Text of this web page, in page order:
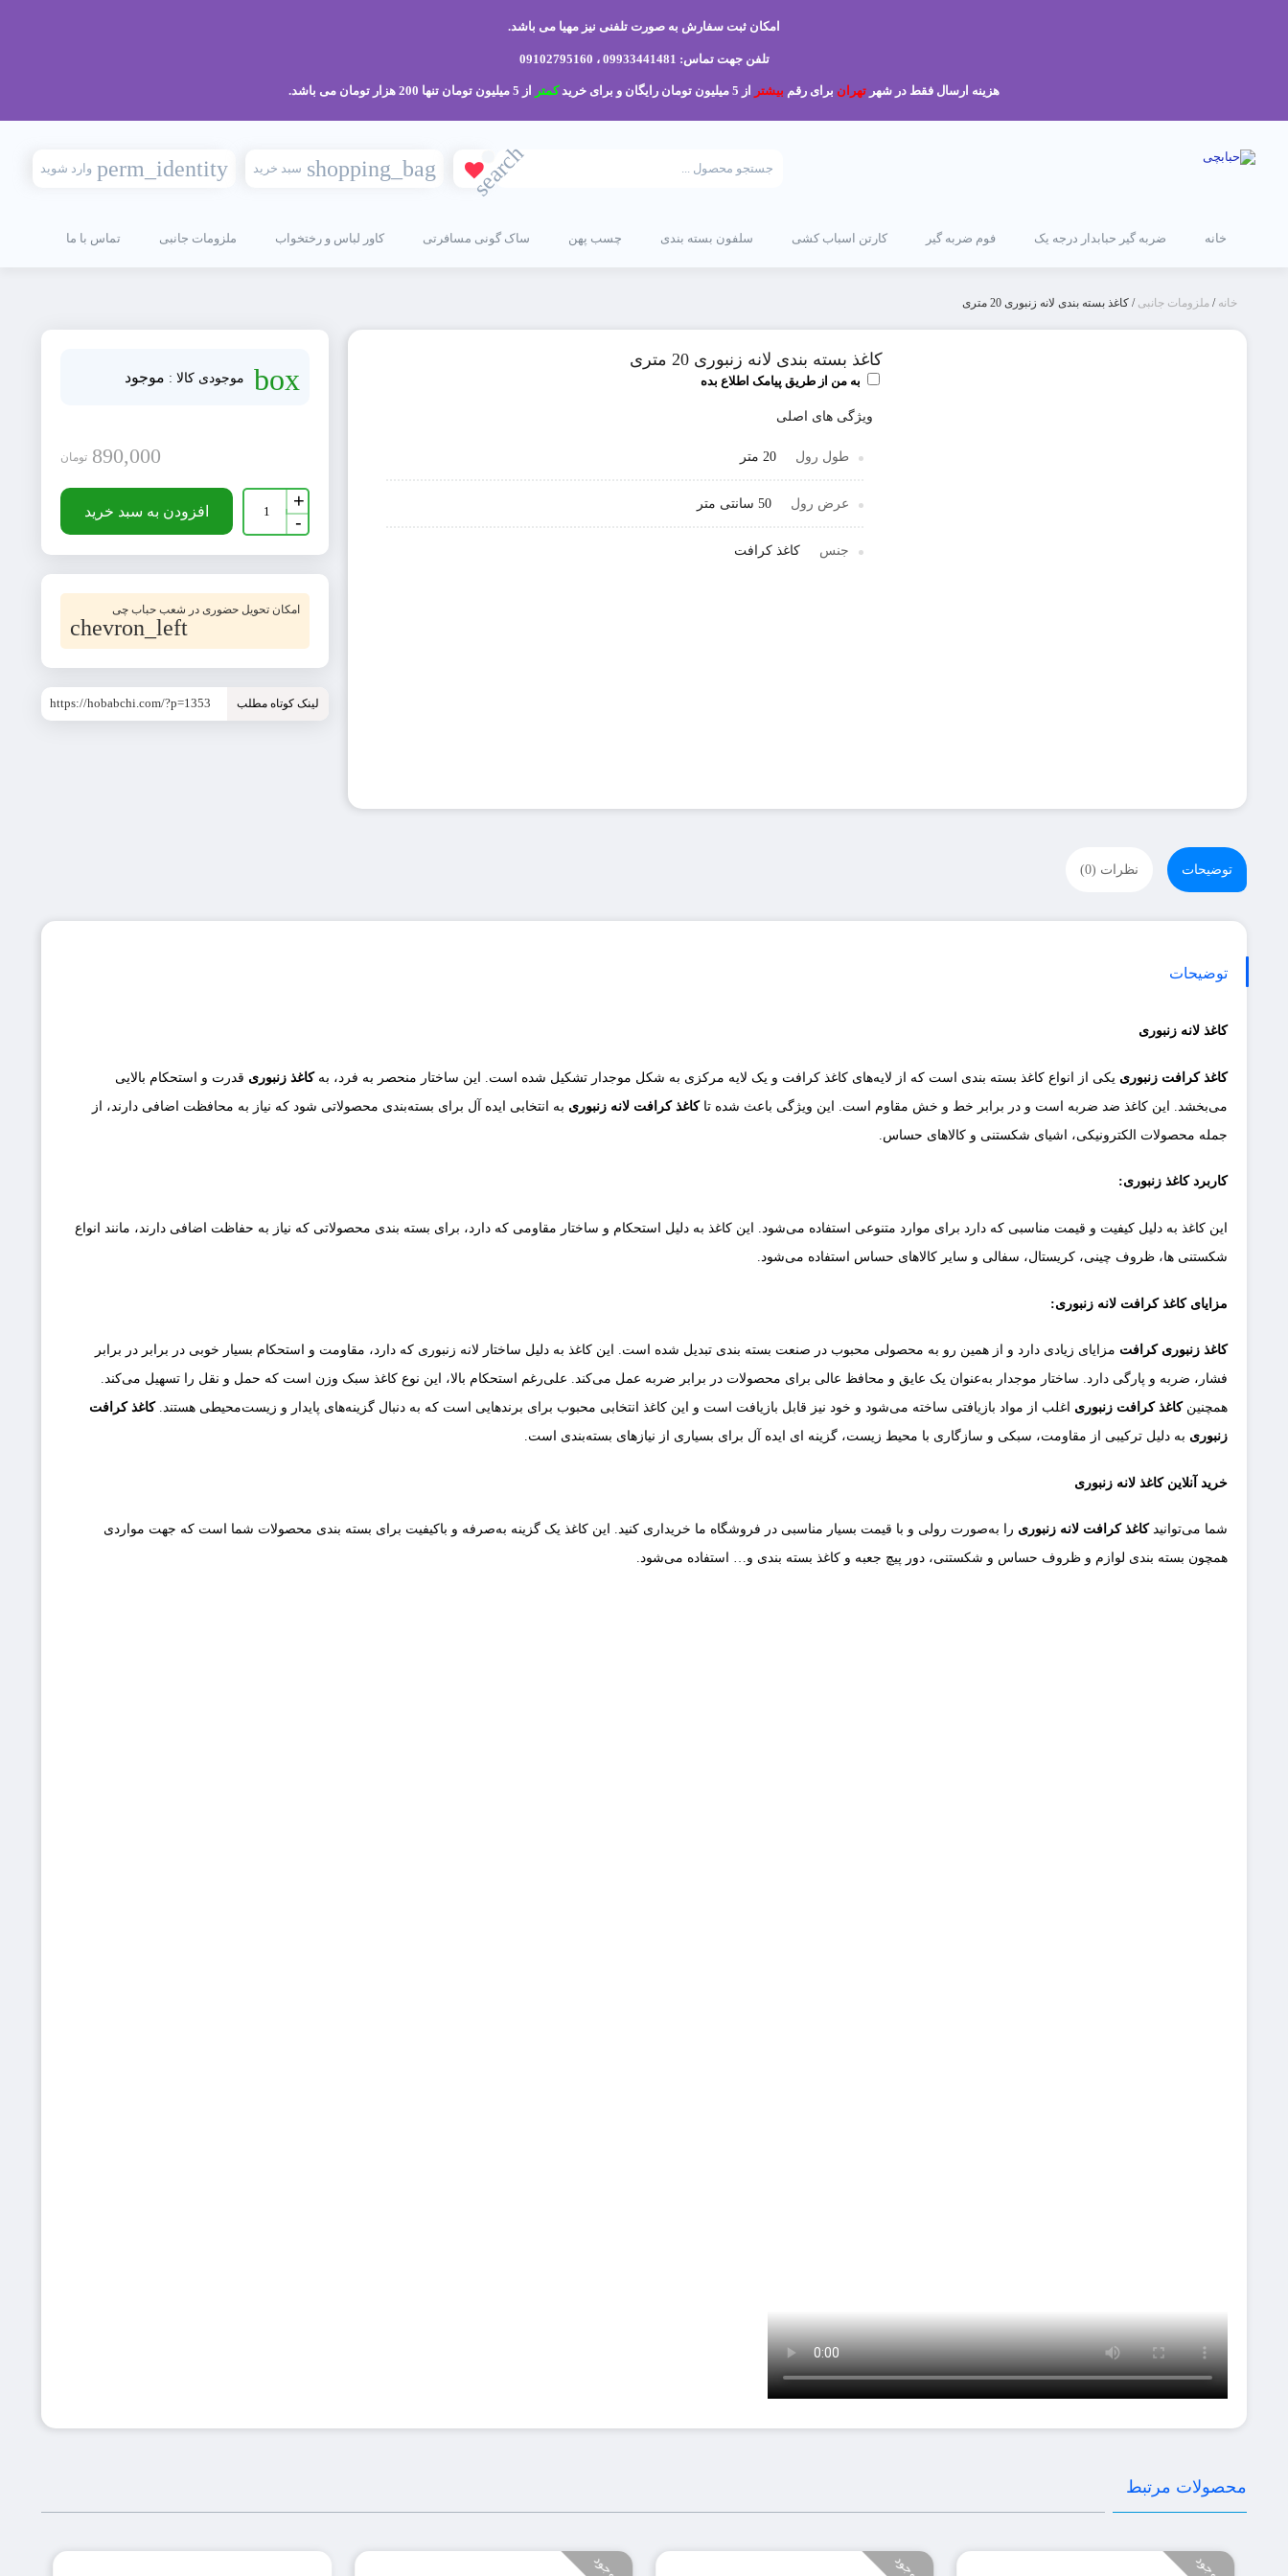
امکان ثبت سفارش به صورت تلفنی نیز مهیا می باشد.
تلفن جهت تماس: 09933441481 ، 09102795160
هزینه ارسال فقط در شهر تهران برای رقم بیشتر از 5 میلیون تومان رایگان و برای خرید کمتر از 5 میلیون تومان تنها 200 هزار تومان می باشد.
وارد شوید perm_identity سبد خرید shopping_bag search
خانه ضربه گیر حبابدار درجه یک فوم ضربه گیر کارتن اسباب کشی سلفون بسته بندی چسب پهن ساک گونی مسافرتی کاور لباس و رختخواب ملزومات جانبی تماس با ما
خانه /ملزومات جانبی / کاغذ بسته بندی لانه زنبوری 20 متری
کاغذ بسته بندی لانه زنبوری 20 متری
به من از طریق پیامک اطلاع بده
ویژگی های اصلی
طول رول 20 متر
عرض رول 50 سانتی متر
جنس کاغذ کرافت
box موجودی کالا : موجود
890,000 تومان
کاغذ
بسته
بندی
لانه
زنبوری
20
عدد
+
-
افزودن به سبد خرید
امکان تحویل حضوری در شعب حباب چی
chevron_left
لینک کوتاه مطلب https://hobabchi.com/?p=1353
توضیحات نظرات (0)
توضیحات
کاغذ لانه زنبوری
کاغذ کرافت زنبوری یکی از انواع کاغذ بسته ‌بندی است که از لایه‌های کاغذ کرافت و یک‌ لایه مرکزی به شکل موجدار تشکیل شده است. این ساختار منحصر به‌ فرد، بهکاغذ زنبوری قدرت و استحکام بالایی
می‌بخشد. این کاغذ ضد ضربه است و در برابر خط و خش مقاوم است. این ویژگی باعث شده تا کاغذ کرافت لانه زنبوری به انتخابی ایده آل برای بسته‌بندی محصولاتی شود که نیاز به محافظت اضافی دارند، از
جمله محصولات الکترونیکی، اشیای شکستنی و کالاهای حساس.
کاربرد کاغذ زنبوری:
این کاغذ به دلیل کیفیت و قیمت مناسبی که دارد برای موارد متنوعی استفاده می‌شود. این کاغذ به دلیل استحکام و ساختار مقاومی که دارد، برای بسته‌ بندی محصولاتی که نیاز به حفاظت اضافی دارند، مانند انواع
شکستنی ها، ظروف چینی، کریستال، سفالی و سایر کالاهای حساس استفاده می‌شود.
مزایای کاغذ کرافت لانه زنبوری:
کاغذ زنبوری کرافت مزایای زیادی دارد و از همین رو به محصولی محبوب در صنعت بسته بندی تبدیل شده است. این کاغذ به دلیل ساختار لانه زنبوری که دارد، مقاومت و استحکام بسیار خوبی در برابر در برابر
فشار، ضربه و پارگی دارد. ساختار موجدار به‌عنوان یک عایق و محافظ عالی برای محصولات در برابر ضربه عمل می‌کند. علی‌رغم استحکام بالا، این نوع کاغذ سبک‌ وزن است که حمل‌ و نقل را تسهیل می‌کند.
همچنینکاغذ کرافت زنبوری اغلب از مواد بازیافتی ساخته می‌شود و خود نیز قابل‌ بازیافت است و این کاغذ انتخابی محبوب برای برندهایی است که به دنبال گزینه‌های پایدار و زیست‌محیطی هستند.کاغذ کرافت
زنبوری به دلیل ترکیبی از مقاومت، سبکی و سازگاری با محیط‌ زیست، گزینه‌ ای ایده آل برای بسیاری از نیازهای بسته‌بندی است.
خرید آنلاین کاغذ لانه زنبوری
شما می‌توانیدکاغذ کرافت لانه ‌زنبوری را به‌صورت رولی و با قیمت بسیار مناسبی در فروشگاه ما خریداری کنید. این کاغذ یک گزینه به‌صرفه و باکیفیت برای بسته بندی محصولات شما است که جهت مواردی
همچون بسته بندی لوازم و ظروف حساس و شکستنی، دور پیچ جعبه و کاغذ بسته‌ بندی و… استفاده می‌شود.
محصولات مرتبط